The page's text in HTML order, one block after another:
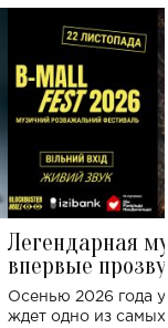
Легендарная
впервые
Украине: где
Осенью 2026 года
ждет одно из